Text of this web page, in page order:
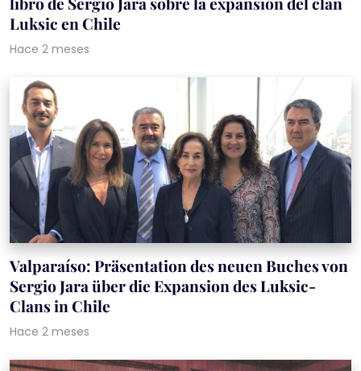
Luksic en Chile
Hace 2 meses
Valparaíso: Präsentation des neuen Buches von
Sergio Jara über die Expansion des Luksic-
Clans in Chile
Hace 2 meses